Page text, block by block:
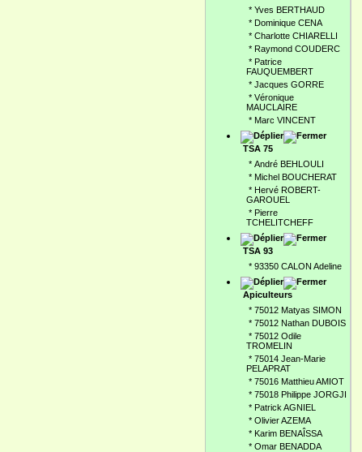
* Yves BERTHAUD
* Dominique CENA
* Charlotte CHIARELLI
* Raymond COUDERC
* Patrice
FAUQUEMBERT
* Jacques GORRE
* Véronique
MAUCLAIRE
* Marc VINCENT
TSA 75
* André BEHLOULI
* Michel BOUCHERAT
* Hervé ROBERT-
GAROUEL
* Pierre
TCHELITCHEFF
TSA 93
* 93350 CALON Adeline
Apiculteurs
* 75012 Matyas SIMON
* 75012 Nathan DUBOIS
* 75012 Odile
TROMELIN
* 75014 Jean-Marie
PELAPRAT
* 75016 Matthieu AMIOT
* 75018 Philippe JORGJI
* Patrick AGNIEL
* Olivier AZEMA
* Karim BENAÎSSA
* Omar BENADDA